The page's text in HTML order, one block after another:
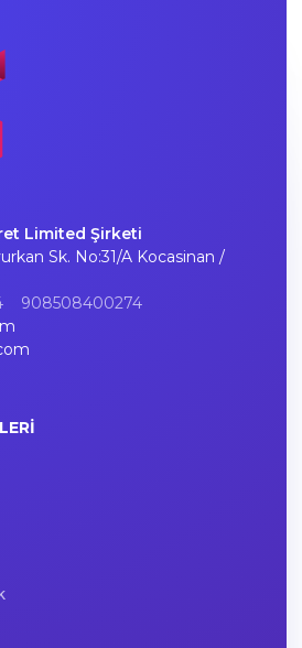
Limited Şirketi
Sk. No:31/A Kocasinan /
908508400274